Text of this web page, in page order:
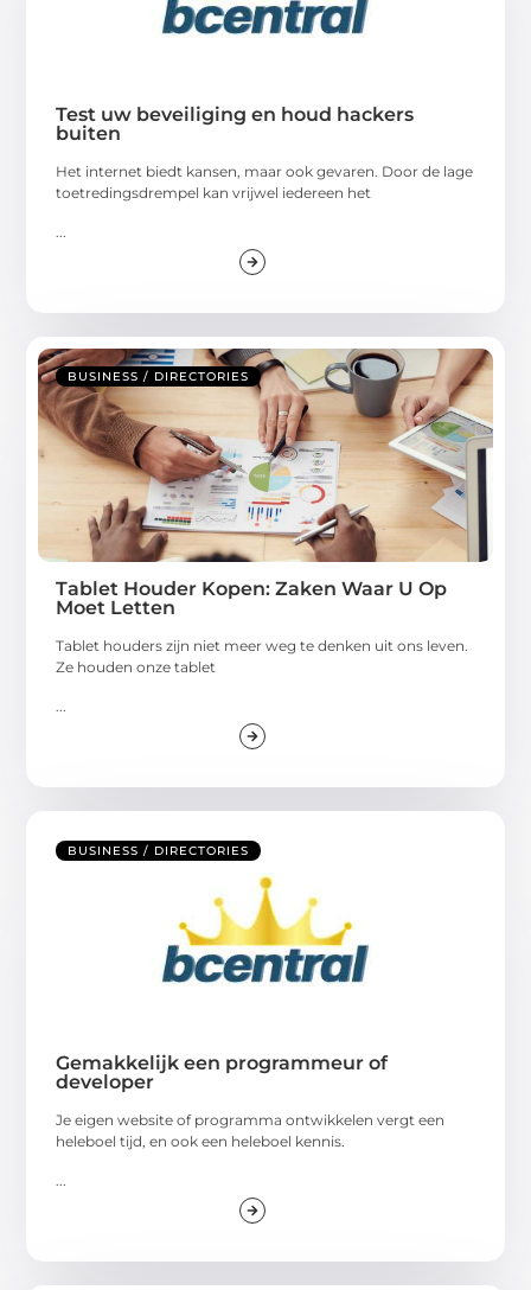
Test uw beveiliging en houd hackers
buiten
Het internet biedt kansen, maar ook gevaren. Door de lage
toetredingsdrempel kan vrijwel iedereen het
BUSINESS / DIRECTORIES
Tablet Houder Kopen: Zaken Waar U Op
Moet Letten
Tablet houders zijn niet meer weg te denken uit ons leven.
Ze houden onze tablet
BUSINESS / DIRECTORIES
Gemakkelijk een programmeur of
developer
Je eigen website of programma ontwikkelen vergt een
heleboel tijd, en ook een heleboel kennis.